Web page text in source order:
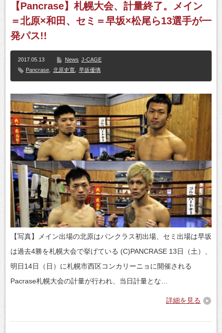
【Pancrase】札幌大会、計量終了。メイン
＝北原×和田、セミ＝早坂×松尾ら13選手が一
発パス!!
2017.05.13 News J-CAGE
Pancrase
北原史寛 早坂優璃
【写真】メイン出場の北原はパンクラス初出場、セミ出場は早坂
は過去4勝を札幌大会で挙げている (C)PANCRASE 13日（土）、
明日14日（日）に札幌市西区コンカリーニョに開催される
Pacrase札幌大会の計量が行われ、当日計量とな…
詳細を見る